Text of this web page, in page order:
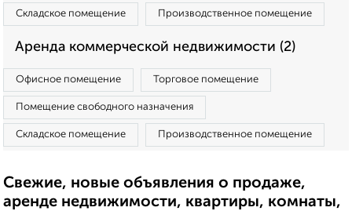
Складское помещение Производственное помещение
Аренда коммерческой недвижимости (2)
Офисное помещение Торговое помещение
Помещение свободного назначения
Складское помещение Производственное помещение
Свежие, новые объявления о продаже,
аренде недвижимости, квартиры, комнаты,